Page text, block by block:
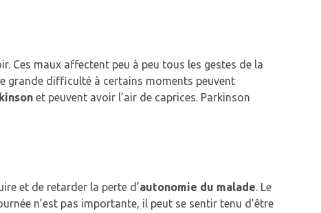
Ces maux affectent peu à peu tous les gestes de la
grande difficulté à certains moments peuvent
et peuvent avoir l’air de caprices. Parkinson
et de retarder la perte d’autonomie du malade. Le
n’est pas importante, il peut se sentir tenu d’être